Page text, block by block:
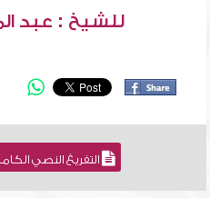
للشيخ : عبد
التفريغ النصي